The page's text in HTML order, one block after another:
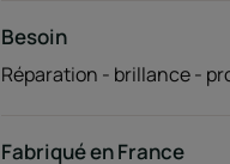
Besoin
Réparation - brillance -
Fabriqué en France